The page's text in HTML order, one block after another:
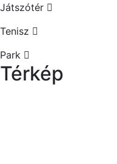
Játszótér
Tenisz
Park
Térkép